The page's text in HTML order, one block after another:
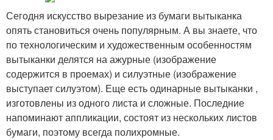
Сегодня искусство вырезание из бумаги вытыканка
опять становиться очень популярным. А вы знаете, что
по технологическим и художественным особенностям
вытыканки делятся на ажурные (изображение
содержится в проемах) и силуэтные (изображение
выступает силуэтом). Еще есть одинарные вытыканки ,
изготовлены из одного листа и сложные. Последние
напоминают аппликации, состоят из нескольких листов
бумаги, поэтому всегда полихромные.